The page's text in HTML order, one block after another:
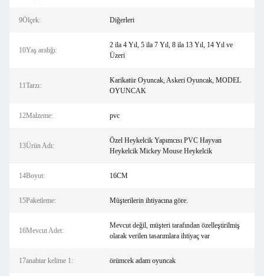
9Ölçek: Diğerleri
10Yaş aralığı:
2 ila 4 Yıl, 5 ila 7 Yıl, 8 ila 13 Yıl, 14 Yıl ve
Üzeri
11Tarzı:
Karikatür Oyuncak, Askeri Oyuncak, MODEL
OYUNCAK
12Malzeme: pvc
13Ürün Adı:
Özel Heykelcik Yapımcısı PVC Hayvan
Heykelcik Mickey Mouse Heykelcik
14Boyut: 16CM
15Paketleme: Müşterilerin ihtiyacına göre.
16Mevcut Adet:
Mevcut değil, müşteri tarafından özelleştirilmiş
olarak verilen tasarımlara ihtiyaç var
17anahtar kelime 1: örümcek adam oyuncak